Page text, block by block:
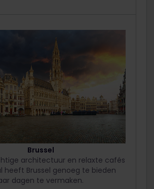
Brussel
architectuur en relaxte cafés
heeft Brussel genoeg te bieden
dagen te vermaken.